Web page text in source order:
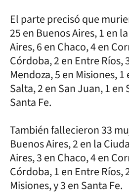
El parte precisó que
25 en Buenos Aires, 1 en
Aires, 6 en Chaco, 4 en
Córdoba, 2 en Entre Ríos,
Mendoza, 5 en Misiones,
Salta, 2 en San Juan, 1 en
Santa Fe.
También fallecieron 33
Buenos Aires, 2 en la
Aires, 3 en Chaco, 4 en
Córdoba, 1 en Entre Ríos,
Misiones, y 3 en Santa Fe.